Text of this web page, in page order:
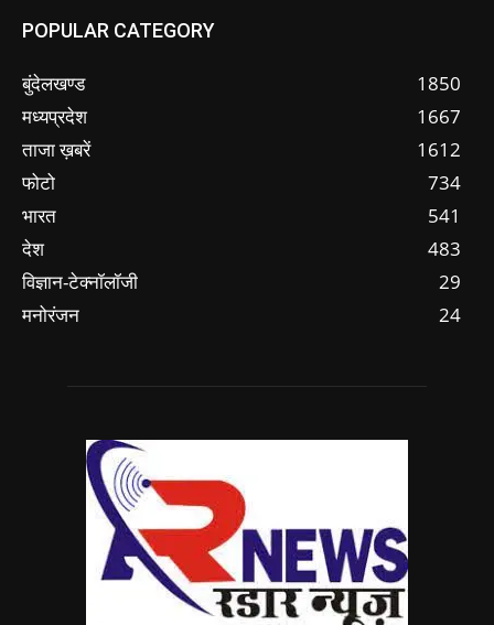
POPULAR CATEGORY
बुंदेलखण्ड
1850
मध्यप्रदेश
1667
ताजा ख़बरें
1612
फोटो
734
भारत
541
देश
483
विज्ञान-टेक्नॉलॉजी
29
मनोरंजन
24